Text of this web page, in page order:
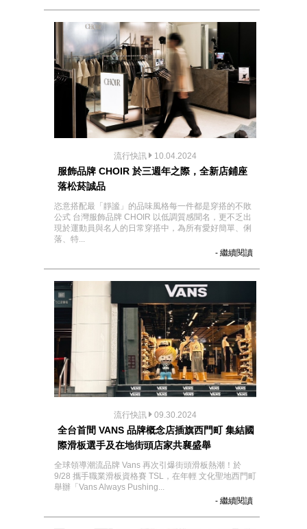
流行快訊 10.04.2024
服飾品牌 CHOIR 於三週年之際，全新店鋪座
落松菸誠品
恣意搭配最「靜謐」的品味風格每一件都是穿搭的不敗
公式 台灣服飾品牌 CHOIR 以低調質感聞名，更不乏出
現於運動員與名人的日常穿搭中，為所有愛好簡單、俐
落、特...
- 繼續閱讀
流行快訊 09.30.2024
全台首間 VANS 品牌概念店插旗西門町 集結國
際滑板選手及在地街頭店家共襄盛舉
全球領導潮流品牌 Vans 再次引爆街頭滑板熱潮！於
9/28 攜手職業滑板資格賽 TSL，在年輕 文化聖地西門町
舉辦「Vans Always Pushing...
- 繼續閱讀